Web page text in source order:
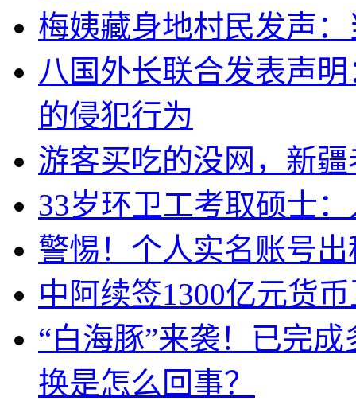
梅姨藏身地村民发声
八国外长联合发表声
的侵犯行为
游客买吃的没网，新
33岁环卫工考取硕士
警惕！个人实名账号
中阿续签1300亿元货
“白海豚”来袭！已完
换是怎么回事？